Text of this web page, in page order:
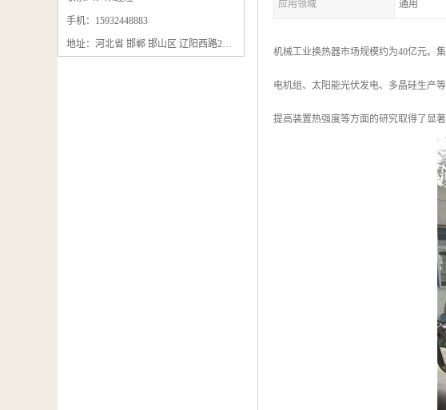
石墨粉回收
石墨换热器回收
手机：15932448883
地址：河北省 邯郸 邯山区 辽阳西路295号
应用领域 通用
机械工业换热器市场规模约为40亿元。
电机组、太阳能光伏发电、多晶硅生产
提高装置热强度等方面的研究取得了显著